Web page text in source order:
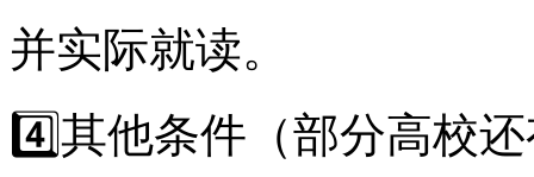
并实际就读。
4️⃣其他条件（部分高校